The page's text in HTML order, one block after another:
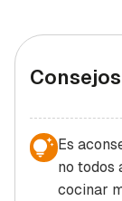
Es
no todos
cocinar